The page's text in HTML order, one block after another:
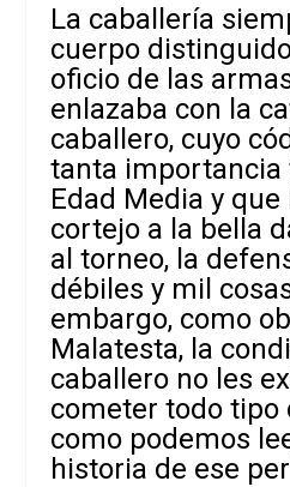
La caballería
cuerpo
oficio de las
enlazaba con la
caballero, cuyo
tanta importancia
Edad Media y
cortejo a la bella
al torneo, la
débiles y mil
embargo, como
Malatesta, la
caballero no les
cometer todo tipo
como podemos
historia de ese